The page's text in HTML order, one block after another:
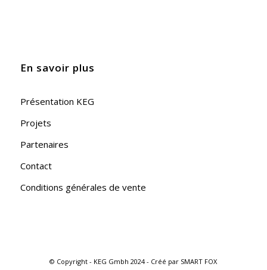
En savoir plus
Présentation KEG
Projets
Partenaires
Contact
Conditions générales de vente
© Copyright - KEG Gmbh 2024 - Créé par SMART FOX